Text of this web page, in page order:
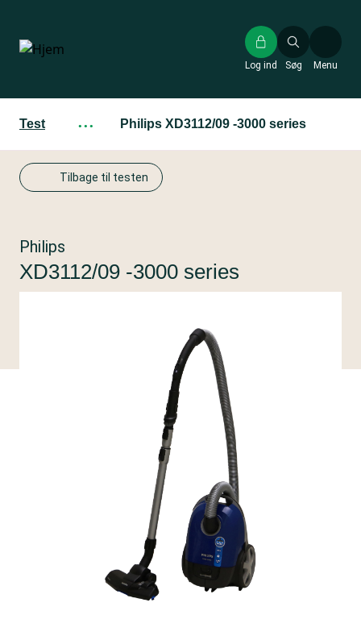
hovedindhold
Søg
Log ind Menu
Test ··· Philips XD3112/09 -3000 series
Tilbage til testen
Philips
XD3112/09 -3000 series